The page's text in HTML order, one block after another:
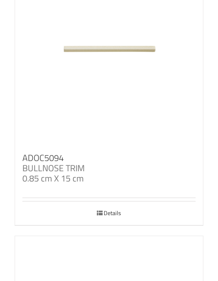
ADOC5094
BULLNOSE TRIM
0.85 cm X 15 cm
Details